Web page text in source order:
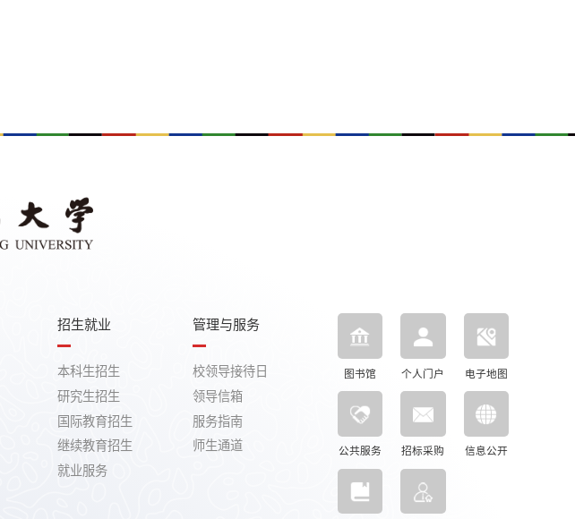
招生就业
本科生招生
研究生招生
国际教育招生
继续教育招生
就业服务
管理与服务
校领导接待日
领导信箱
服务指南
师生通道
图书馆 个人门户 电子地图
公共服务 招标采购 信息公开